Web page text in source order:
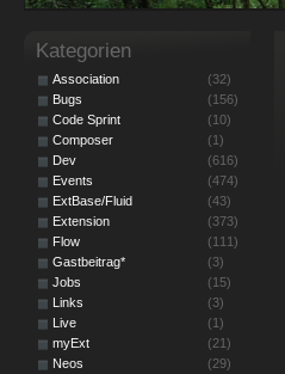
Kategorien
Association
(32)
Bugs
(156)
Code Sprint
(10)
Composer
(1)
Dev
(616)
Events
(474)
ExtBase/Fluid
(43)
Extension
(373)
Flow
(111)
Gastbeitrag*
(3)
Jobs
(15)
Links
(3)
Live
(1)
myExt
(21)
Neos
(29)